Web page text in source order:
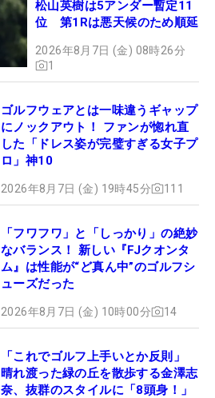
松山英樹は5アンダー暫定11
位 第1Rは悪天候のため順延
2026年8月7日 (金) 08時26分
1
ゴルフウェアとは一味違うギャップ
にノックアウト！ ファンが惚れ直
した「ドレス姿が完璧すぎる女子プ
ロ」神10
2026年8月7日 (金) 19時45分 111
「フワフワ」と「しっかり」の絶妙
なバランス！ 新しい『FJクオンタ
ム』は性能が“ど真ん中”のゴルフシ
ューズだった
2026年8月7日 (金) 10時00分 14
「これでゴルフ上手いとか反則」
晴れ渡った緑の丘を散歩する金澤志
奈、抜群のスタイルに「8頭身！」